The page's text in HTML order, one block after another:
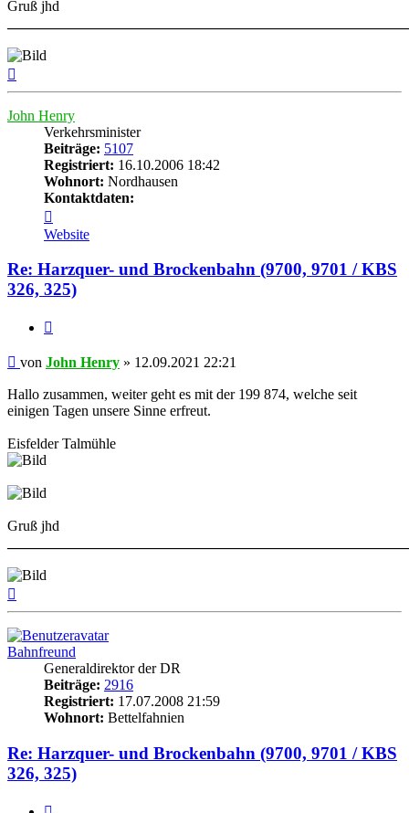
Gruß jhd
John Henry
Verkehrsminister
Beiträge: 5107
Registriert: 16.10.2006 18:42
Wohnort: Nordhausen
Kontaktdaten:
von
John
Henry
Website
Re: Harzquer- und Brockenbahn (9700, 9701 / KBS
326, 325)
Beitrag
von John Henry » 12.09.2021 22:21
Hallo zusammen, weiter geht es mit der 199 874, welche seit
einigen Tagen unsere Sinne erfreut.
Eisfelder Talmühle
Gruß jhd
Bahnfreund
Generaldirektor der DR
Beiträge: 2916
Registriert: 17.07.2008 21:59
Wohnort: Bettelfahnien
Re: Harzquer- und Brockenbahn (9700, 9701 / KBS
326, 325)